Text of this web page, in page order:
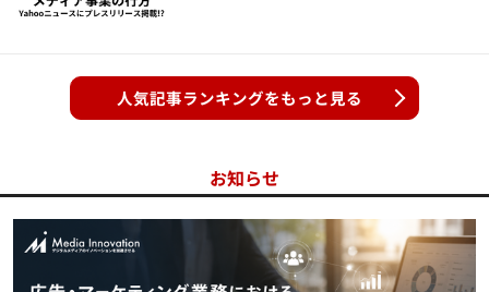
人気記事ランキングをもっと見る
お知らせ